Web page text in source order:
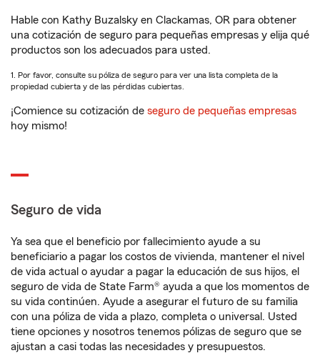
Hable con Kathy Buzalsky en Clackamas, OR para obtener
una cotización de seguro para pequeñas empresas y elija qué
productos son los adecuados para usted.
1. Por favor, consulte su póliza de seguro para ver una lista completa de la
propiedad cubierta y de las pérdidas cubiertas.
¡Comience su cotización de seguro de pequeñas empresas
hoy mismo!
Seguro de vida
Ya sea que el beneficio por fallecimiento ayude a su
beneficiario a pagar los costos de vivienda, mantener el nivel
de vida actual o ayudar a pagar la educación de sus hijos, el
seguro de vida de State Farm® ayuda a que los momentos de
su vida continúen. Ayude a asegurar el futuro de su familia
con una póliza de vida a plazo, completa o universal. Usted
tiene opciones y nosotros tenemos pólizas de seguro que se
ajustan a casi todas las necesidades y presupuestos.